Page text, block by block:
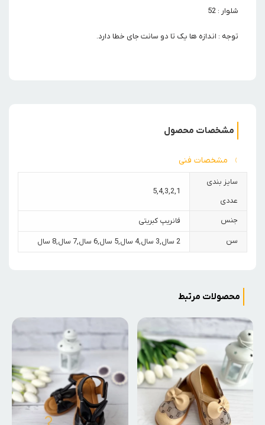
شلوار : 52
توجه : اندازه ها یک تا دو سانت جای خطا دارد.
مشخصات محصول
مشخصات فنی
سایز بندی
عددی
1
,
2
,
3
,
4
,
5
جنس فانریپ کبریتی
سن 2 سال ,3 سال ,4 سال ,5 سال ,6 سال ,7 سال ,8 سال
محصولات مرتبط